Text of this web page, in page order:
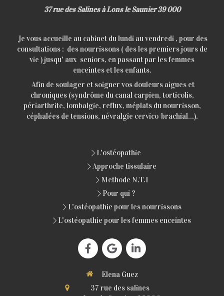
37 rue des Salines à Lons le Saunier 39 000
Je vous accueille au cabinet du lundi au vendredi , pour des
consultations : des nourrissons ( des les premiers jours de
vie ) jusqu' aux seniors, en passant par les femmes
enceintes et les enfants.
Afin de soulager et soigner vos douleurs aigues et
chroniques (syndrôme du canal carpien, torticolis,
périarthrite, lombalgie, reflux, méplats du nourrisson,
céphalées de tensions, névralgie cervico-brachial...).
L'ostéopathie
Approche tissulaire
Methode N.T.I
Pour qui ?
L'ostéopathie pour les nourrissons
L'ostéopathie pour les femmes enceintes
Elena Guez
37 rue des salines